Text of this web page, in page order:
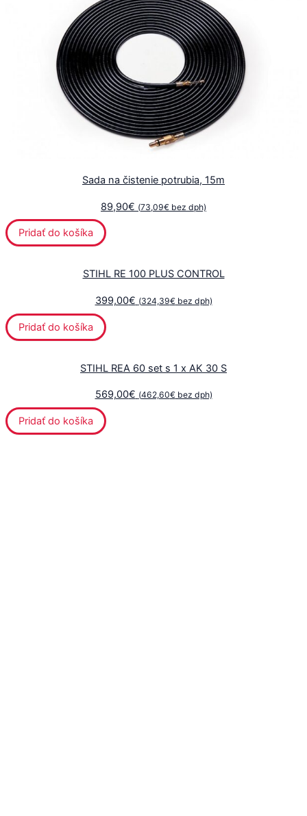
Sada na čistenie potrubia, 15m
89,90€ (73,09€ bez dph)
Pridať do košíka
STIHL RE 100 PLUS CONTROL
399,00€ (324,39€bez dph)
Pridať do košíka
STIHL REA 60 set s 1 x AK 30 S
569,00€ (462,60€bez dph)
Pridať do košíka